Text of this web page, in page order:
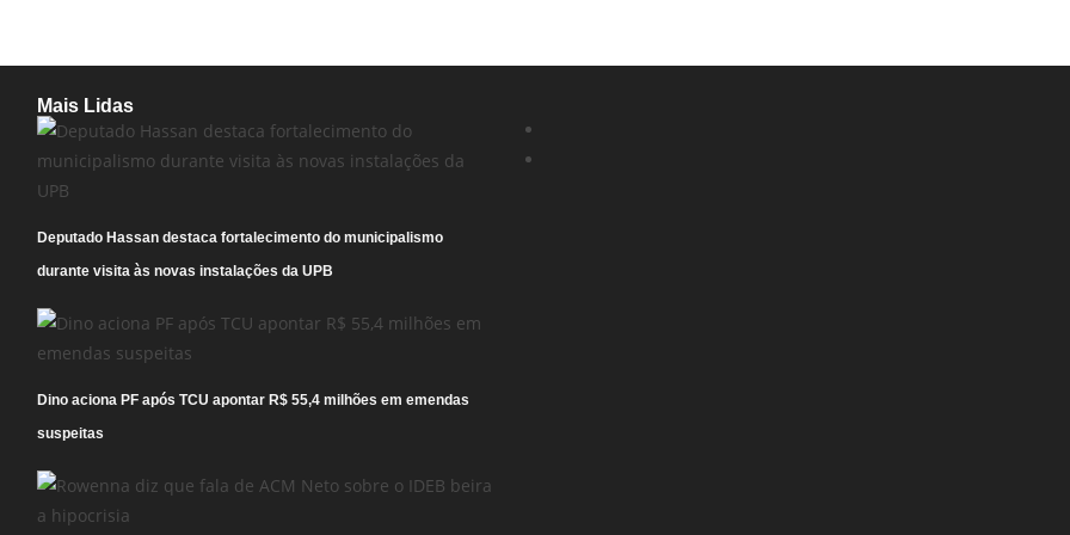
Mais Lidas
Deputado Hassan destaca fortalecimento do municipalismo
durante visita às novas instalações da UPB
Dino aciona PF após TCU apontar R$ 55,4 milhões em emendas
suspeitas